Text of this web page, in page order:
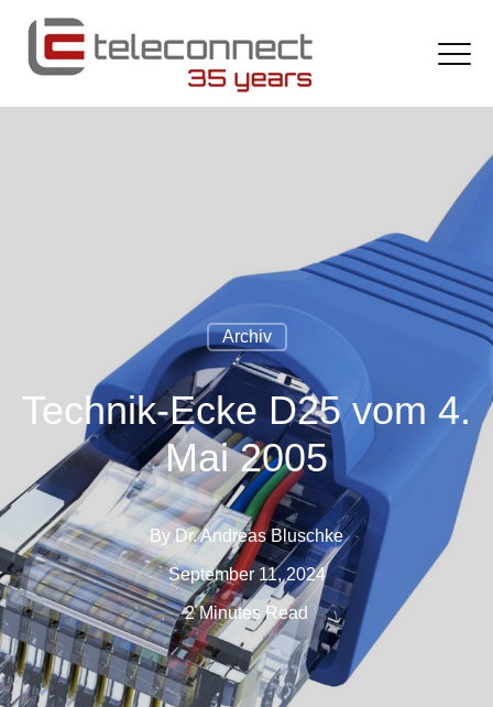
Archiv
Technik-Ecke D25 vom 4.
Mai 2005
By Dr. Andreas Bluschke
September 11, 2024
2 Minutes Read